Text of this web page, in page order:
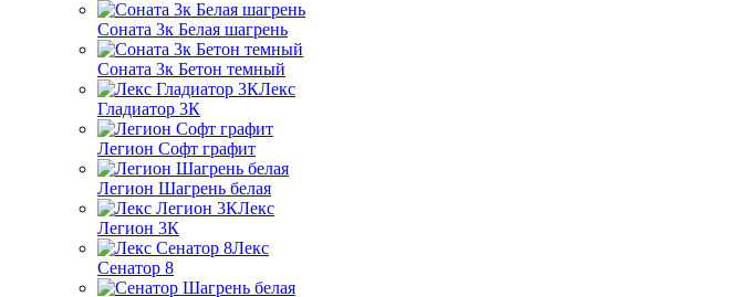
Соната 3к Белая шагрень
Соната 3к Бетон темный
Лекс
Гладиатор 3К
Легион Софт графит
Легион Шагрень белая
Лекс
Легион 3К
Лекс
Сенатор 8